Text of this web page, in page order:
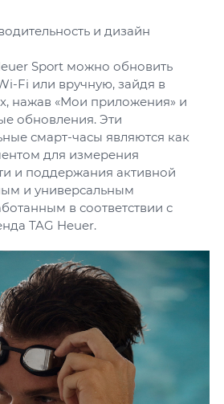
и дизайн
Sport можно обновить
Fi или вручную, зайдя в
нажав «Мои приложения» и
обновления. Эти
смарт-часы являются как
для измерения
и поддержания активной
и универсальным
в соответствии с
TAG Heuer.